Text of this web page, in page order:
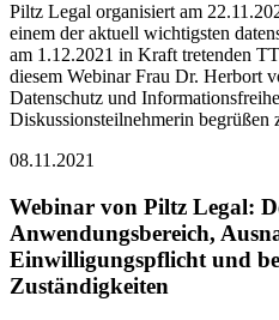
Piltz Legal organisiert am
einem der aktuell wichtigsten
am 1.12.2021 in Kraft tretenden
diesem Webinar Frau Dr. Herbort
Datenschutz und
Diskussionsteilnehmerin begrüßen
08.11.2021
Webinar von Piltz Legal:
Anwendungsbereich,
Einwilligungspflicht und
Zuständigkeiten